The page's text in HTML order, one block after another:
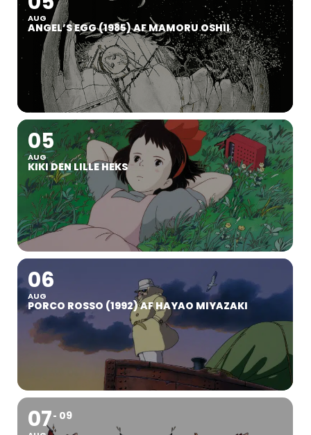
AUG
ANGEL’S EGG (1985) AF MAMORU OSHII
05
AUG
KIKI DEN LILLE HEKS
06
AUG
PORCO ROSSO (1992) AF HAYAO MIYAZAKI
07 09